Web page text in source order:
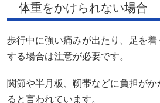
体重をかけられない場合
歩行中に強い痛みが出たり、足を着
する場合は注意が必要です。
関節や半月板、靭帯などに負担が
ると言われています。